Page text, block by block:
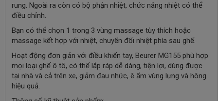
rung. Ngoài ra còn có bộ phận nhiệt, chức năng nhiệt có thể
điều chỉnh.
Bạn có thể chọn 1 trong 3 vùng massage tùy thích hoặc
massage kết hợp với nhiệt, chuyển đổi nhiệt phía sau ghế.
Hoạt động đơn giản với điều khiển tay, Beurer MG155 phù hợp
mọi loại ghế ô tô, có thể lắp ráp dễ dàng, tiện lợi, dùng được
tại nhà và cả trên xe, giảm đau nhức, ê ẩm vùng lưng và hông
hiệu quả.